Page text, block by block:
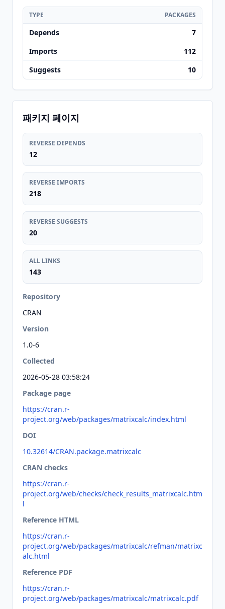
TYPE PACKAGES
Depends
7
Imports
112
Suggests
10
패키지 페이지
REVERSE DEPENDS
12
REVERSE IMPORTS
218
REVERSE SUGGESTS
20
ALL LINKS
143
Repository
CRAN
Version
1.0-6
Collected
2026-05-28 03:58:24
Package page
https://cran.r-
project.org/web/packages/matrixcalc/index.html
DOI
10.32614/CRAN.package.matrixcalc
CRAN checks
https://cran.r-
project.org/web/checks/check_results_matrixcalc.htm
l
Reference HTML
https://cran.r-
project.org/web/packages/matrixcalc/refman/matrixc
alc.html
Reference PDF
https://cran.r-
project.org/web/packages/matrixcalc/matrixcalc.pdf